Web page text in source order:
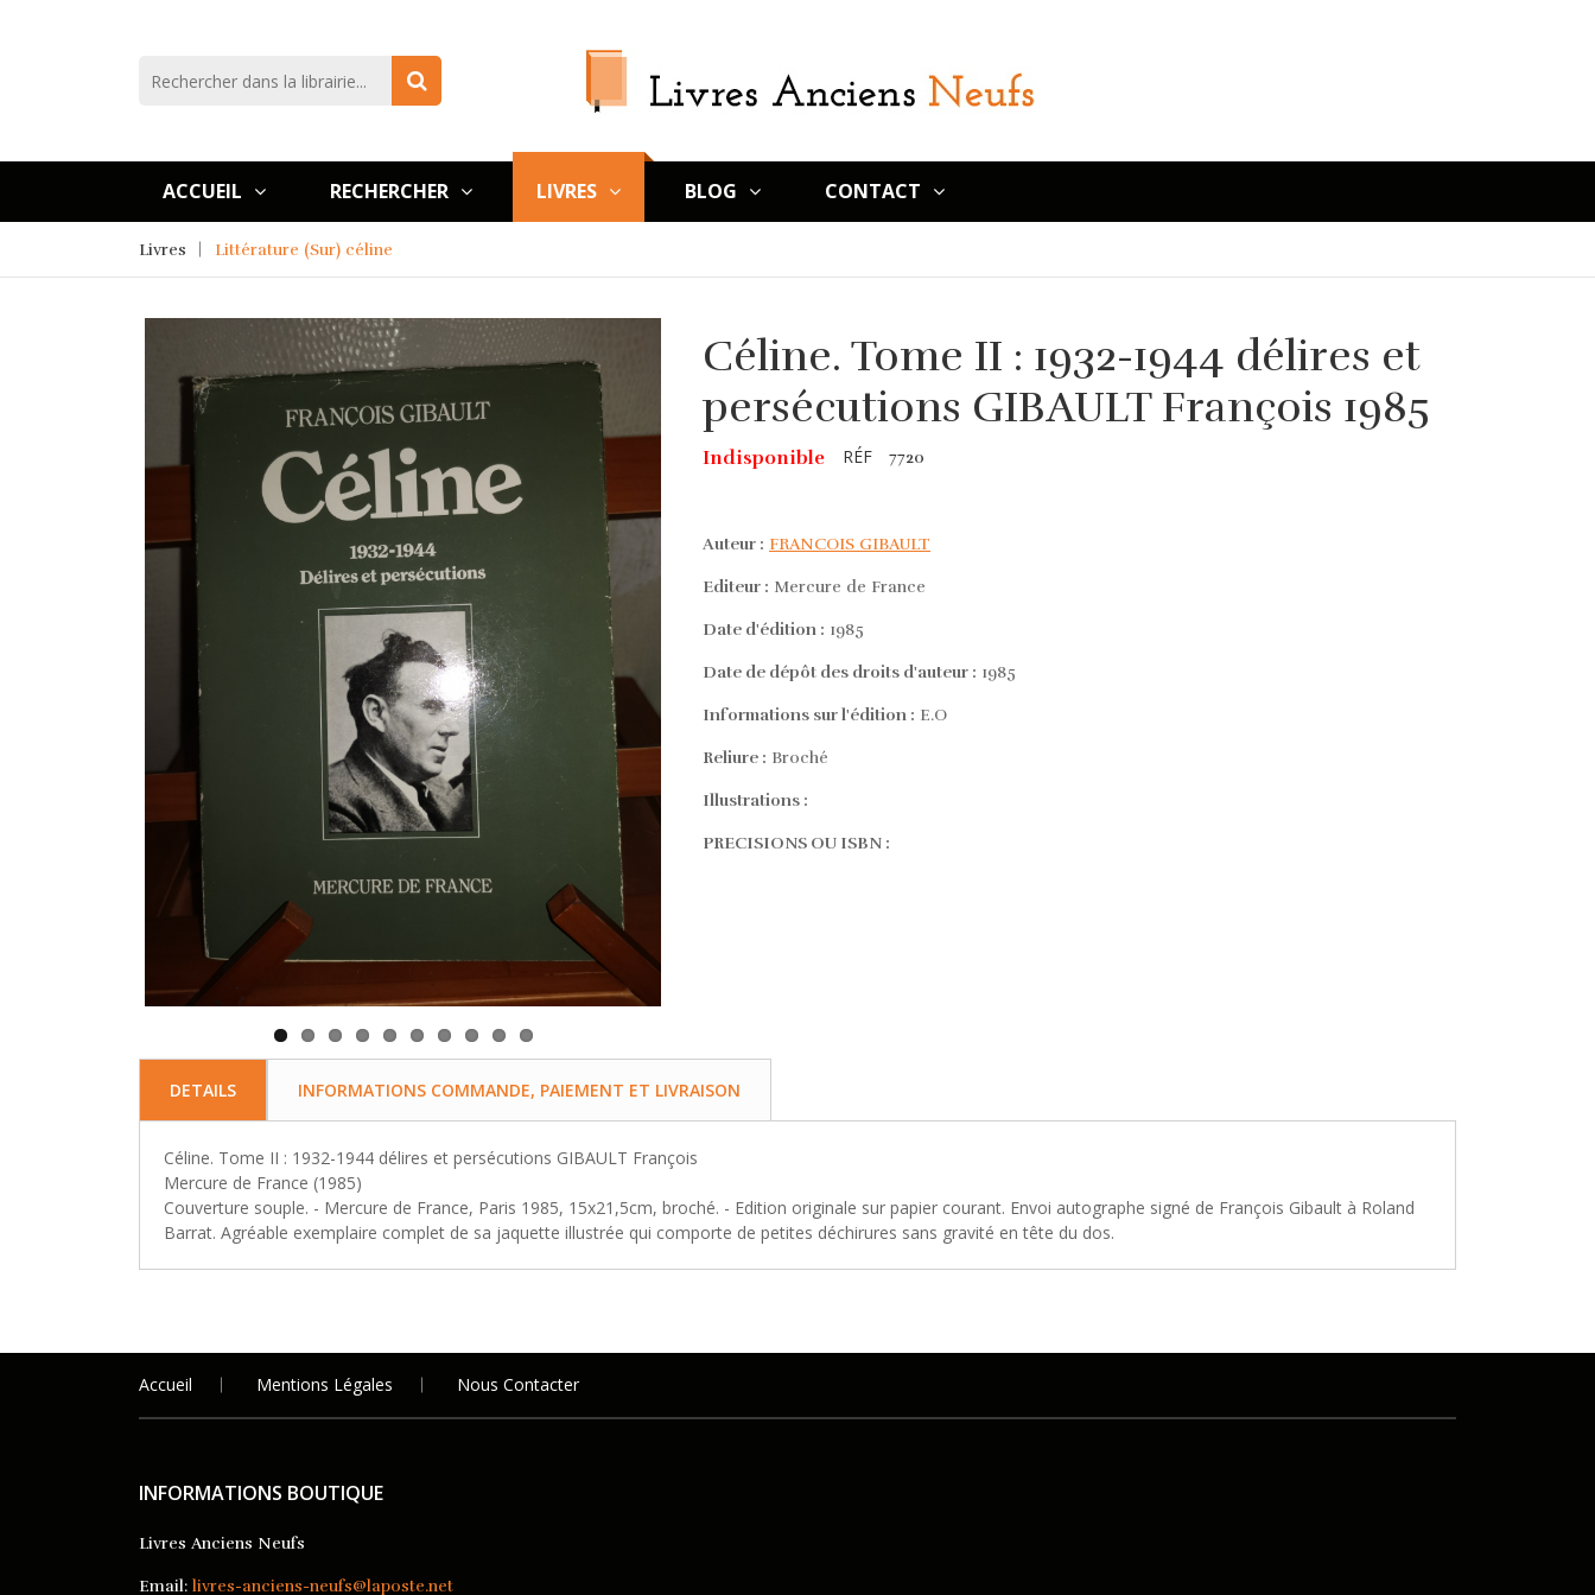
ACCUEIL RECHERCHER LIVRES BLOG CONTACT
Livres Littérature (Sur) céline
Céline. Tome II : 1932-1944 délires et
persécutions GIBAULT François 1985
Indisponible RÉF 7720
Auteur : FRANCOIS GIBAULT
Editeur : Mercure de France
Date d'édition : 1985
Date de dépôt des droits d'auteur : 1985
Informations sur l'édition : E.O
Reliure : Broché
Illustrations :
PRECISIONS OU ISBN :
DETAILS INFORMATIONS COMMANDE, PAIEMENT ET LIVRAISON
Céline. Tome II : 1932-1944 délires et persécutions GIBAULT François
Mercure de France (1985)
Couverture souple. - Mercure de France, Paris 1985, 15x21,5cm, broché. - Edition originale sur papier courant. Envoi autographe signé de François Gibault à Roland
Barrat. Agréable exemplaire complet de sa jaquette illustrée qui comporte de petites déchirures sans gravité en tête du dos.
Accueil Mentions Légales Nous Contacter
INFORMATIONS BOUTIQUE
Livres Anciens Neufs
Email: livres-anciens-neufs@laposte.net